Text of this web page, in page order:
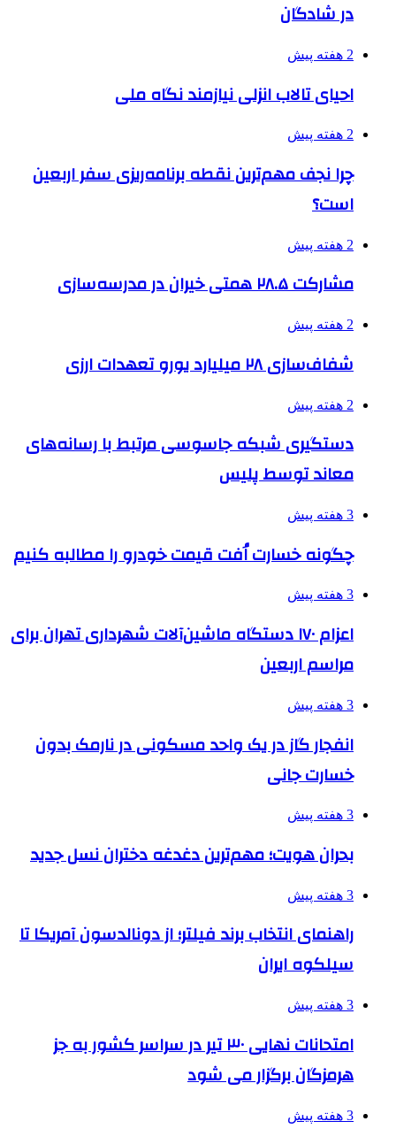
در شادگان
2 هفته پیش
احیای تالاب انزلی نیازمند نگاه ملی
2 هفته پیش
چرا نجف مهم‌ترین نقطه برنامه‌ریزی سفر اربعین
است؟
2 هفته پیش
مشارکت ۲۸.۵ همتی خیران در مدرسه‌سازی
2 هفته پیش
شفاف‌سازی ۲۸ میلیارد یورو تعهدات ارزی
2 هفته پیش
دستگیری شبکه جاسوسی مرتبط با رسانه‌های
معاند توسط پلیس
3 هفته پیش
چگونه خسارت اُفت قیمت خودرو را مطالبه کنیم
3 هفته پیش
اعزام ۱۷۰ دستگاه ماشین‌آلات شهرداری تهران برای
مراسم اربعین
3 هفته پیش
انفجار گاز در یک واحد مسکونی در نارمک بدون
خسارت جانی
3 هفته پیش
بحران هویت؛ مهم‌ترین دغدغه دختران نسل جدید
3 هفته پیش
راهنمای انتخاب برند فیلتر؛ از دونالدسون آمریکا تا
سیلکوه ایران
3 هفته پیش
امتحانات نهایی ۳۰ تیر در سراسر کشور به جز
هرمزگان برگزار می شود
3 هفته پیش